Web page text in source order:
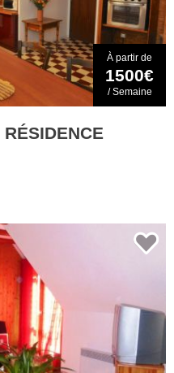
À partir de
1500€
/ Semaine